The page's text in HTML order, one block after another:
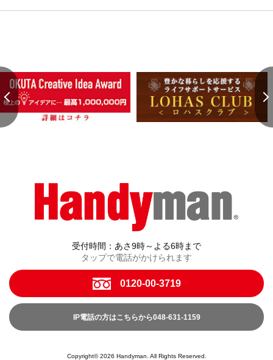
受付時間：あさ9時～よる6時まで
タップで電話がかけられます
0120-00-3719
IP電話の方はこちらから048-631-1159
Copyright© 2026 Handyman. All Rights Reserved.